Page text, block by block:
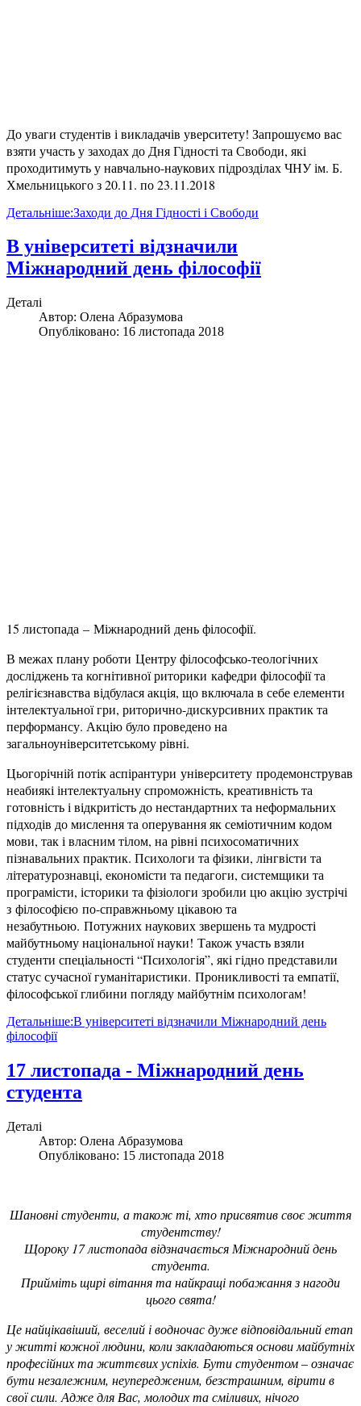
До уваги студентів і викладачів уверситету! Запрошуємо вас
взяти участь у заходах до Дня Гідності та Свободи, які
проходитимуть у навчально-наукових підрозділах ЧНУ ім. Б.
Хмельницького з 20.11. по 23.11.2018
Детальніше:Заходи до Дня Гідності і Свободи
В університеті відзначили
Міжнародний день філософії
Деталі
Автор: Олена Абразумова
Опубліковано: 16 листопада 2018
15 листопада – Міжнародний день філософії.
В межах плану роботи Центру філософсько-теологічних
досліджень та когнітивної риторики кафедри філософії та
релігієзнавства відбулася акція, що включала в себе елементи
інтелектуальної гри, риторично-дискурсивних практик та
перформансу. Акцію було проведено на
загальноуніверситетському рівні.
Цьогорічній потік аспірантури університету продемонстрував
неабиякі інтелектуальну спроможність, креативність та
готовність і відкритість до нестандартних та неформальних
підходів до мислення та оперування як семіотичним кодом
мови, так і власним тілом, на рівні психосоматичних
пізнавальних практик. Психологи та фізики, лінгвісти та
літературознавці, економісти та педагоги, системщики та
програмісти, історики та фізіологи зробили цю акцію зустрічі
з філософією по-справжньому цікавою та
незабутньою. Потужних наукових звершень та мудрості
майбутньому національної науки! Також участь взяли
студенти спеціальності “Психологія”, які гідно представили
статус сучасної гуманітаристики. Проникливості та емпатії,
філософської глибини погляду майбутнім психологам!
Детальніше:В університеті відзначили Міжнародний день
філософії
17 листопада - Міжнародний день
студента
Деталі
Автор: Олена Абразумова
Опубліковано: 15 листопада 2018
Шановні студенти, а також ті, хто присвятив своє життя
студентству!
Щороку 17 листопада відзначається Міжнародний день
студента.
Прийміть щирі вітання та найкращі побажання з нагоди
цього свята!
Це найцікавіший, веселий і водночас дуже відповідальний етап
у житті кожної людини, коли закладаються основи майбутніх
професійних та життєвих успіхів. Бути студентом – означає
бути незалежним, неупередженим, безстрашним, вірити в
свої сили. Адже для Вас, молодих та сміливих, нічого